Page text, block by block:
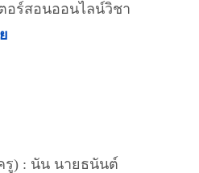
อร์สอนออนไลน์วิชา
) : นัน นายธนันต์